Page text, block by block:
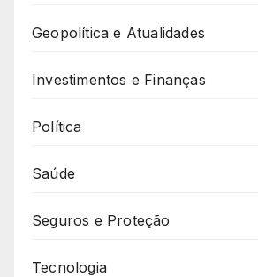
Geopolítica e Atualidades
Investimentos e Finanças
Política
Saúde
Seguros e Proteção
Tecnologia